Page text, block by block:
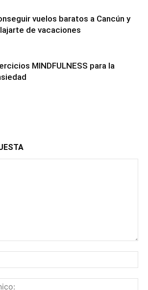
vuelos baratos a Cancún y
de vacaciones
MINDFULNESS para la